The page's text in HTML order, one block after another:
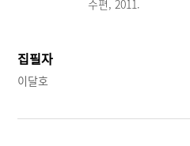
수편, 2011.
집필자
이달호